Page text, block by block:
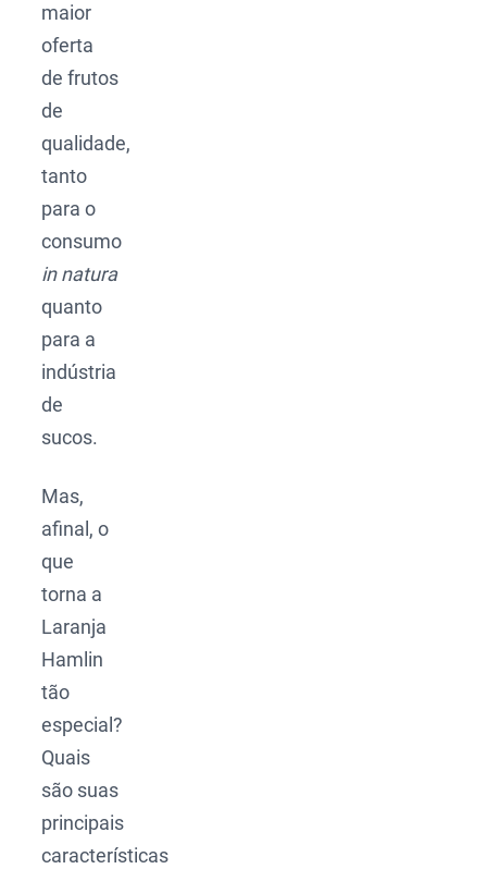
maior
oferta
de frutos
de
qualidade,
tanto
para o
consumo
in natura
quanto
para a
indústria
de
sucos.
Mas,
afinal, o
que
torna a
Laranja
Hamlin
tão
especial?
Quais
são suas
principais
características